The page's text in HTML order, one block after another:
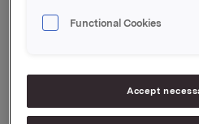
- I tillegg til bruk i
forteller Chatorikar.
Når det gjelder
Functional Cookies
Accept